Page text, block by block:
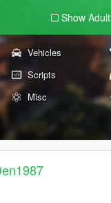
Show Adult
Vehicles
Scripts
Misc